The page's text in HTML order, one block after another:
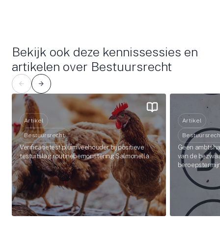
Bekijk ook deze kennissessies en
artikelen over Bestuursrecht
Artikel
Bestuursrecht
Verificatietest pluimveehouder bij positieve
testuitslag routinebemonstering Salmonella
Artikel
Geen
van de